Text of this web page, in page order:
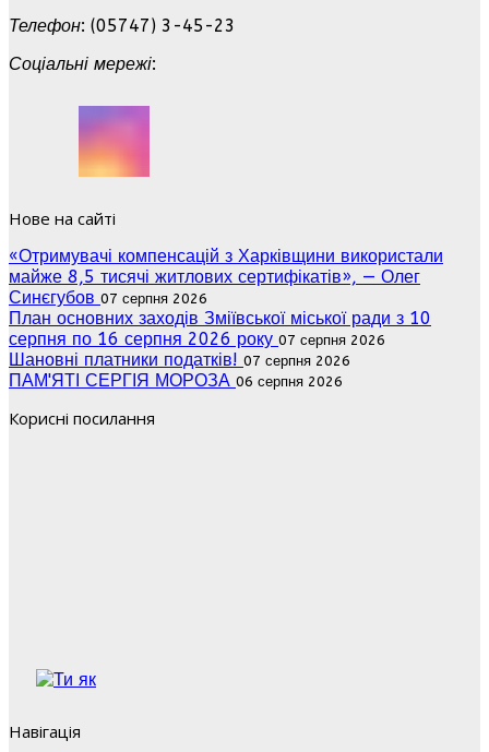
Телефон: (05747) 3-45-23
Соціальні мережі:
Нове на сайті
«Отримувачі компенсацій з Харківщини використали
майже 8,5 тисячі житлових сертифікатів», — Олег
Синєгубов 07 серпня 2026
План основних заходів Зміївської міської ради з 10
серпня по 16 серпня 2026 року 07 серпня 2026
Шановні платники податків! 07 серпня 2026
ПАМ'ЯТІ СЕРГІЯ МОРОЗА 06 серпня 2026
Корисні посилання
Навігація